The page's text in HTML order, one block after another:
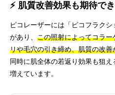
⚡ 肌質改善効果も期待で
ピコレーザーには「ピコフラク
があり、 この照射によってコラ
リや毛穴の引き締め、肌質の改善
同時に肌全体の若返り効果も狙
増えています。